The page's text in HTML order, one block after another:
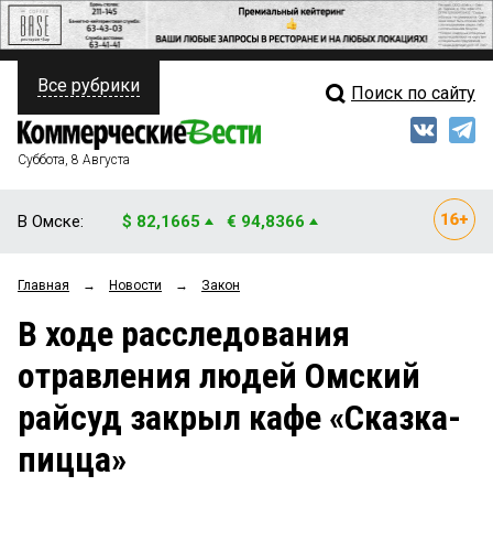
ПОЛИТИКА
ФИНАНСЫ
ОБЩЕСТВО
ЗАКОН
НОВОСТИ КОМПАНИЙ
Свежий выпуск
Рейтинги
Блоги
Архив
Все рубрики Поиск по сайту
Суббота, 8 Августа
В Омске: $ 82,1665 € 94,8366
Главная → Новости → Закон
В ходе расследования
отравления людей Омский
райсуд закрыл кафе «Сказка-
пицца»